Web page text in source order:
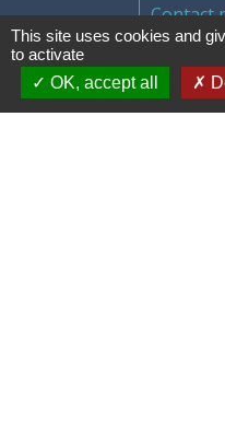
Contact
This site uses cookies and
to activate
OK, accept all